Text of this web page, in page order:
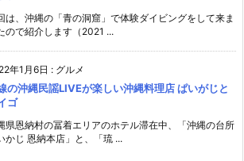
は、沖縄の「青の洞窟」で体験ダイビングをして来ま
ので紹介します（2021 ...
年1月6日 : グルメ
の沖縄民謡LIVEが楽しい沖縄料理店 ぱいがじと
ゴ
県恩納村の冨着エリアのホテル滞在中、「沖縄の台所
かじ 恩納本店」と、「琉 ...